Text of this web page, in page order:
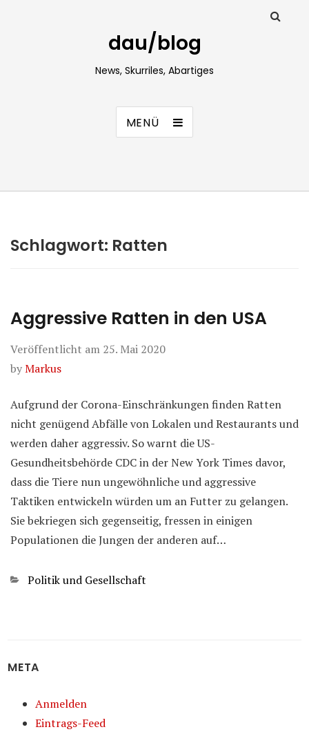
dau/blog
News, Skurriles, Abartiges
MENÜ
Schlagwort: Ratten
Aggressive Ratten in den USA
Veröffentlicht am 25. Mai 2020
byMarkus
Aufgrund der Corona-Einschränkungen finden Ratten
nicht genügend Abfälle von Lokalen und Restaurants und
werden daher aggressiv. So warnt die US-
Gesundheitsbehörde CDC in der New York Times davor,
dass die Tiere nun ungewöhnliche und aggressive
Taktiken entwickeln würden um an Futter zu gelangen.
Sie bekriegen sich gegenseitig, fressen in einigen
Populationen die Jungen der anderen auf…
Kategorien
Politik und Gesellschaft
META
Anmelden
Eintrags-Feed